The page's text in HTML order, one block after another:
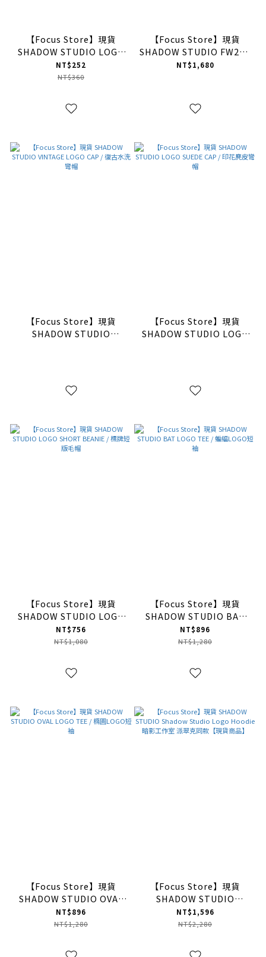
【Focus Store】現貨
SHADOW STUDIO LOGO
SOCKS PACK / 延伸線條長
襪
NT$252
NT$360
【Focus Store】現貨
SHADOW STUDIO FW24 -
WASHED LOGO TEE 水洗
NT$1,680
【Focus Store】現貨
SHADOW STUDIO
【Focus Store】現貨
SHADOW STUDIO LOGO
【Focus Store】現貨
SHADOW STUDIO LOGO
SHORT BEANIE / 標牌短
版毛帽
NT$756
NT$1,080
【Focus Store】現貨
SHADOW STUDIO BAT
LOGO TEE / 蝙蝠LOGO短
袖
NT$896
NT$1,280
【Focus Store】現貨
SHADOW STUDIO OVAL
LOGO TEE / 橢圓LOGO短
袖
NT$896
NT$1,280
【Focus Store】現貨
SHADOW STUDIO
Shadow Studio Logo
Hoodie 暗影工作室 派翠克
NT$1,596
NT$2,280